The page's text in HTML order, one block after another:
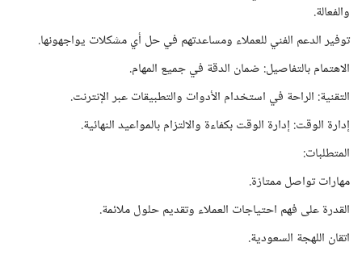
والفعالة.
توفير الدعم الفني للعملاء ومساعدتهم في حل أي مشكلات يواجهونها.
الاهتمام بالتفاصيل: ضمان الدقة في جميع المهام.
التقنية: الراحة في استخدام الأدوات والتطبيقات عبر الإنترنت.
إدارة الوقت: إدارة الوقت بكفاءة والالتزام بالمواعيد النهائية.
المتطلبات:
مهارات تواصل ممتازة.
القدرة على فهم احتياجات العملاء وتقديم حلول ملائمة.
اتقان اللهجة السعودية.